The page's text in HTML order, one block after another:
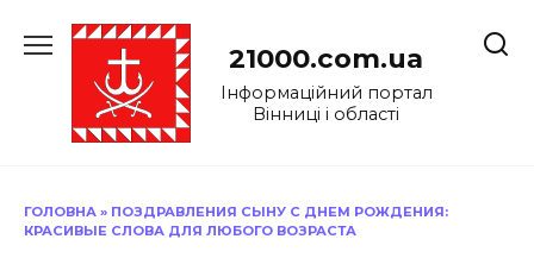
до
21000.com.ua
Інформаційний портал
Вінниці і області
ГОЛОВНА » ПОЗДРАВЛЕНИЯ СЫНУ С ДНЕМ РОЖДЕНИЯ:
КРАСИВЫЕ СЛОВА ДЛЯ ЛЮБОГО ВОЗРАСТА